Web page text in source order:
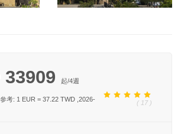
起/4週
( 17 )
考: 1 EUR = 37.22 TWD ,2026-